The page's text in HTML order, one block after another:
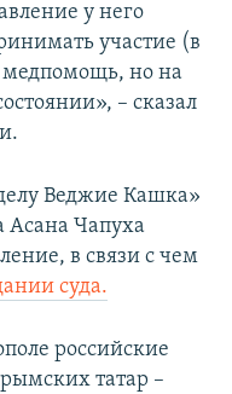
у него
участие (в
медпомощь, но на
– сказал
Веджие Кашка»
Асана Чапуха
в связи с чем
суда.
российские
татар –